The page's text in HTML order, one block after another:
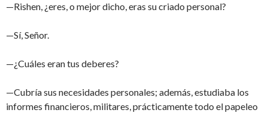
—Rishen, ¿eres, o mejor dicho, eras su criado personal?
—Sí, Señor.
—¿Cuáles eran tus deberes?
—Cubría sus necesidades personales; además, estudiaba los
informes financieros, militares, prácticamente todo el papeleo